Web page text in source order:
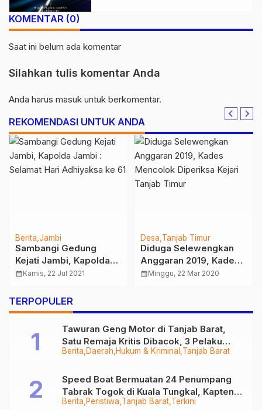
KOMENTAR (0)
Saat ini belum ada komentar
Silahkan tulis komentar Anda
Anda harus masuk untuk berkomentar.
REKOMENDASI UNTUK ANDA
Berita Tebo
Tak Lama Lagi TMMD
Segara Berakhir,
Kebersamaan TNI dan
calendar_monthJumat, 8 Okt 2021
Berita Daerah Jambi
Pemerintahan Politik
Sidak Stockpile Batu
Bara PT Usaha Mitra
Batanghari, DPRD
Pencemaran Akan
Dibawa ke Kementerian
TERPOPULER
Berita Daerah Hukum & Kriminal Tanjab Barat
Tawuran Geng Motor di Tanjab Barat,
Satu Remaja Kritis Dibacok, 3 Pelaku
Ditangkap
Berita Peristiwa Tanjab Barat Terkini
Speed Boat Bermuatan 24 Penumpang
Tabrak Togok di Kuala Tungkal, Kapten
Sempat Hilang